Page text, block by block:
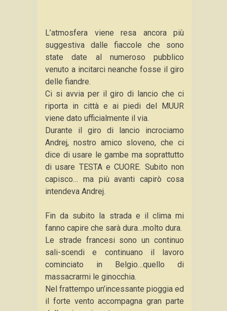
L’atmosfera viene resa ancora più
suggestiva dalle fiaccole che sono
state date al numeroso pubblico
venuto a incitarci neanche fosse il giro
delle fiandre.
Ci si avvia per il giro di lancio che ci
riporta in città e ai piedi del MUUR
viene dato ufficialmente il via.
Durante il giro di lancio incrociamo
Andrej, nostro amico sloveno, che ci
dice di usare le gambe ma soprattutto
di usare TESTA e CUORE. Subito non
capisco… ma più avanti capirò cosa
intendeva Andrej.
Fin da subito la strada e il clima mi
fanno capire che sarà dura…molto dura.
Le strade francesi sono un continuo
sali-scendi e continuano il lavoro
cominciato in Belgio…quello di
massacrarmi le ginocchia.
Nel frattempo un’incessante pioggia ed
il forte vento accompagna gran parte